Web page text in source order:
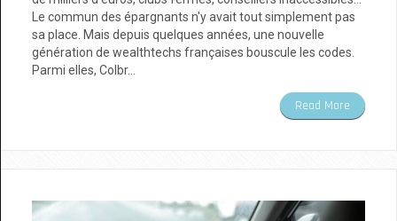
Le commun des épargnants n'y avait tout simplement pas
sa place. Mais depuis quelques années, une nouvelle
génération de wealthtechs françaises bouscule les codes.
Parmi elles, Colbr…
Read More